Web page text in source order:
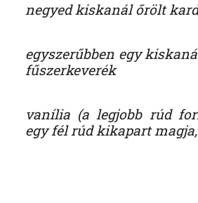
negyed kiskanál őrölt
egyszerűbben egy
fűszerkeverék
vanília (a legjobb rúd
egy fél rúd kikapart